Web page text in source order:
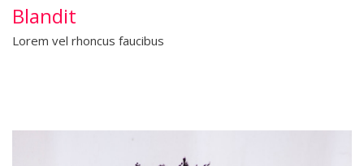
Blandit
Lorem vel rhoncus faucibus